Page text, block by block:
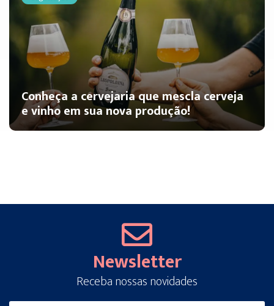
Conheça a cervejaria que mescla cerveja
e vinho em sua nova produção!
Newsletter
Receba nossas novidades